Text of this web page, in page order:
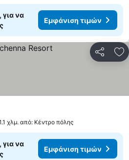
για να
Εμφάνιση τιμών
χλμ. από: Κέντρο πόλης
για να
Εμφάνιση τιμών